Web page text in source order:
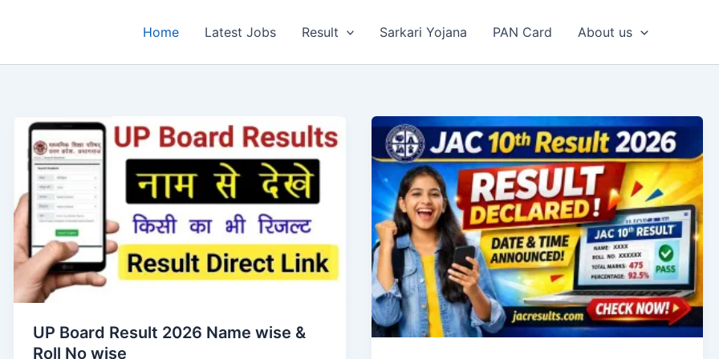
Home Latest Jobs Result Sarkari Yojana PAN Card About us
UP Board Result 2026 Name wise &
Roll No wise